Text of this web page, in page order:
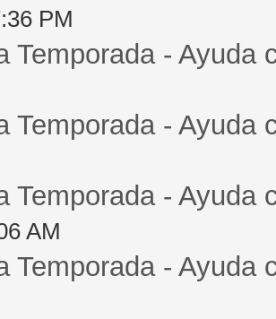
PM
Temporada - Ayuda
Temporada - Ayuda
Temporada - Ayuda
AM
Temporada - Ayuda